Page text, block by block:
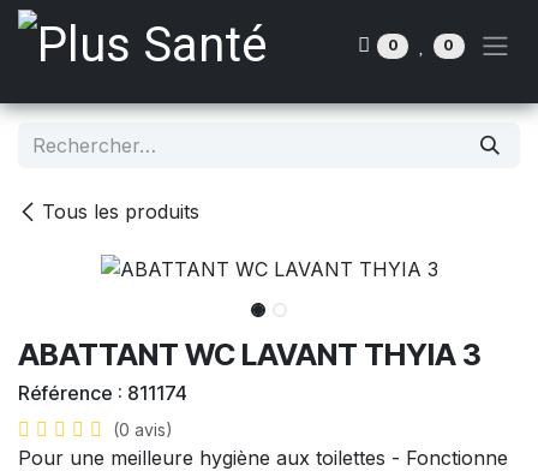
Se rendre au contenu
0 0
Tous les produits
ABATTANT WC LAVANT THYIA 3
Référence : 811174
(0 avis)
Pour une meilleure hygiène aux toilettes - Fonctionne